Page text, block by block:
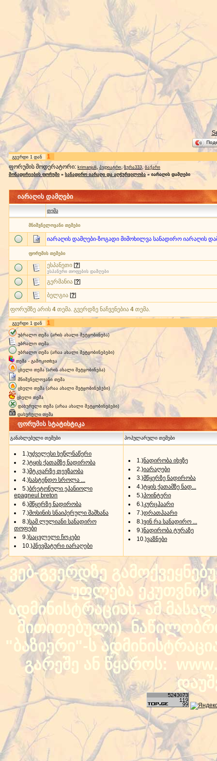
გვერდი 1 დან
1
ფორუმის მოდერატორი: krimanjuli, პედიატრი,ზურა333, ბაქარი
მონადირეების ფორუმი » სანადირო იარაღი და აღჭურვილობა » იარაღის დამღები
იარაღის დამღები
თემა
მნიშვნელოვანი თემები
იარაღის დამღები-ზოგადი მიმოხილვა სანადირო იარაღის
ფორუმის თემები
ესპანეთი [?]
ესპანური თოფების დამღები
გერმანია [?]
ბელგია [?]
ფორუმზე არის 4 თემა. გვერდზე ნაჩვენებია 4 თემა.
გვერდი 1 დან 1
უბრალო თემა (არის ახალი შეტყობინება)
უბრალო თემა
უბრალო თემა (არაა ახალი შეტყობინებები)
თემა - გამოკითხვა
ცხელი თემა (არის ახალი შეტყობინება)
მნიშვნელოვანი თემა
ცხელი თემა (არაა ახალი შეტყობინებები)
ცხელი თემა
დახურული თემა (არაა ახალი შეტყობინებები)
დახურული თემა
ფორუმის სტატისტიკა
განახლებული თემები პოპულარული თემები
1.)უძველესი ხეწლნაწერი
2.)ტყის ქათამზე ნადირობა
3.)მტკვარზე თევზაობა
4.)სასტენდო სროლა ...
5.)ბრეტონული ეპანიოლი
epagneul breton
6.)მწყერზე ნადირობა
7.)მოსინის სნაიპერული შაშხანა
8.)სამ ლულიანი სანადირო
თოფები
9.)საცვლელი ჩოკები
10.)პნევმატური იარაღები
1.)ნადირობა იხვზე
2.)იარაღები
3.)მწყერზე ნადირობა
4.)ტყის ქათამზე ნად...
5.)პოინტერი
6.)კურცჰაარი
7.)დრათჰაარი
8.)ვინ რა სანადირო ...
9.)ნადირობა ტურაზე
10.)ვაზნები
ვებ-გვერდზე
უფლება ეკუთვნის
ადმინისტრაციას. ამ
მითითებული)
"ბაზიერი"-ს
გარეშე ან წყაროს: